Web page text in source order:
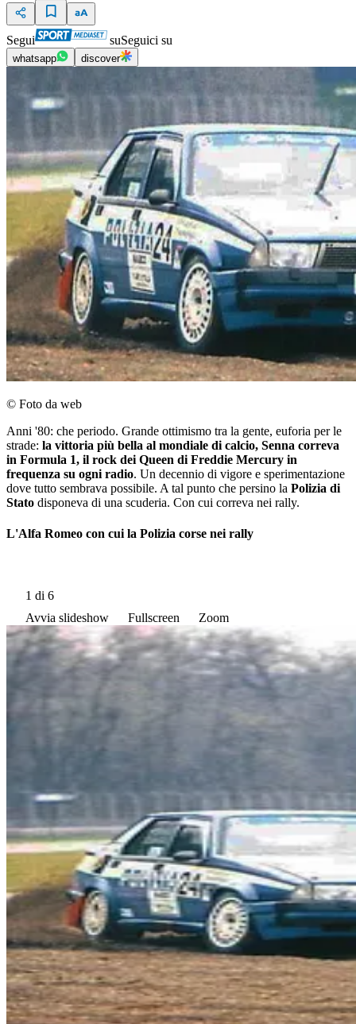
Segui suSeguici su
whatsapp discover
© Foto da web
Anni '80: che periodo. Grande ottimismo tra la gente, euforia per le
strade: la vittoria più bella al mondiale di calcio, Senna correva
in Formula 1, il rock dei Queen di Freddie Mercury in
frequenza su ogni radio. Un decennio di vigore e sperimentazione
dove tutto sembrava possibile. A tal punto che persino la Polizia di
Stato disponeva di una scuderia. Con cui correva nei rally.
L'Alfa Romeo con cui la Polizia corse nei rally
1 di 6
Avvia slideshow
Fullscreen Zoom